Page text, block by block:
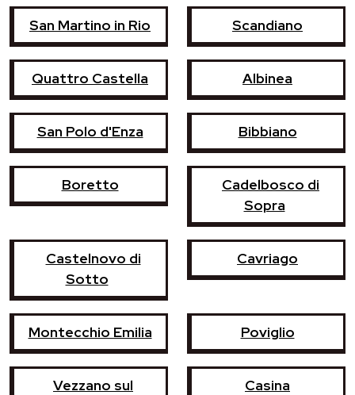
San Martino in Rio Scandiano
Quattro Castella Albinea
San Polo d'Enza Bibbiano
Boretto
Cadelbosco di
Sopra
Castelnovo di
Sotto
Cavriago
Montecchio Emilia Poviglio
Vezzano sul
Casina